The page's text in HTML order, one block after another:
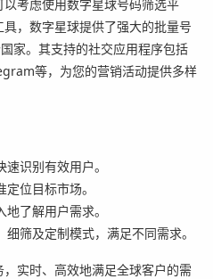
考虑使用数字星球号码筛选平
，数字星球提供了强大的批量号
家。其支持的社交应用程序包括
等，为您的营销活动提供多样
速识别有效用户。
位目标市场。
地了解用户需求。
筛及定制模式，满足不同需求。
实时、高效地满足全球客户的需